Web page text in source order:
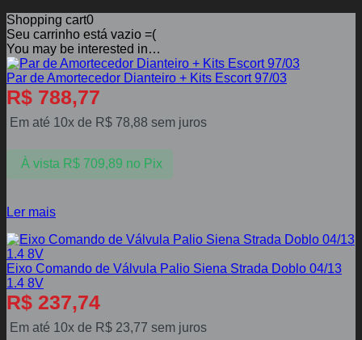
Shopping cart0
Seu carrinho está vazio =(
You may be interested in…
Par de Amortecedor Dianteiro + Kits Escort 97/03
R$ 788,77
Em até 10x de R$ 78,88 sem juros
À vista R$709,89 no Pix
Ler mais
Eixo Comando de Válvula Palio Siena Strada Doblo 04/13
1.4 8V
R$ 237,74
Em até 10x de R$ 23,77 sem juros